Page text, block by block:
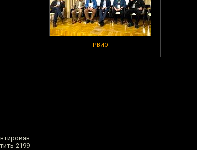
РВИО
2199